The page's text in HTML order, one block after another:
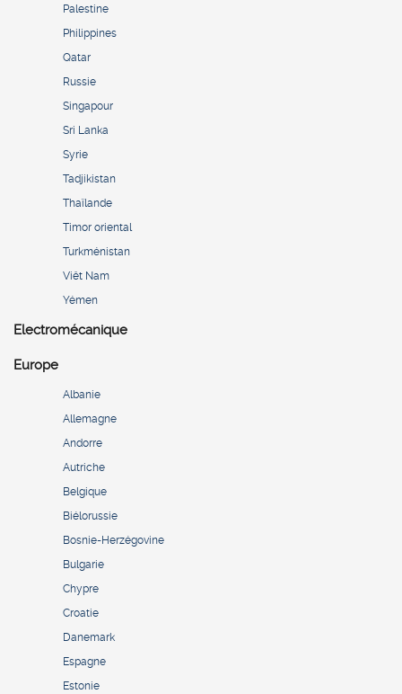
Palestine
Philippines
Qatar
Russie
Singapour
Sri Lanka
Syrie
Tadjikistan
Thaïlande
Timor oriental
Turkménistan
Viêt Nam
Yémen
Electromécanique
Europe
Albanie
Allemagne
Andorre
Autriche
Belgique
Biélorussie
Bosnie-Herzégovine
Bulgarie
Chypre
Croatie
Danemark
Espagne
Estonie